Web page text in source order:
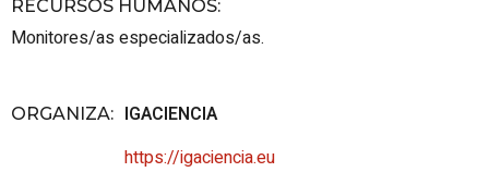
RECURSOS HUMANOS:
Monitores/as especializados/as.
ORGANIZA: IGACIENCIA
https://igaciencia.eu